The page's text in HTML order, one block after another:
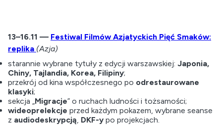
13–16.11 — Festiwal Filmów Azjatyckich Pięć Smaków:
replika (Azja)
starannie wybrane tytuły z edycji warszawskiej: Japonia,
Chiny, Tajlandia, Korea, Filipiny;
przekrój od kina współczesnego po odrestaurowane
klasyki;
sekcja „Migracje” o ruchach ludności i tożsamości;
wideoprelekcje przed każdym pokazem, wybrane seanse
z audiodeskrypcją, DKF-y po projekcjach.